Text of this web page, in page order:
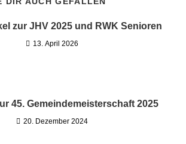
zur JHV 2025 und RWK Senioren
13. April 2026
45. Gemeindemeisterschaft 2025
20. Dezember 2024